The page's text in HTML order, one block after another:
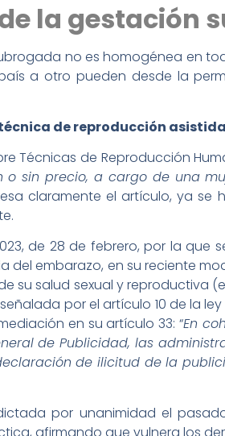
la gestación
no es homogénea en
a otro pueden desde la
de reproducción
Técnicas de Reproducción
sin precio, a cargo de una
claramente el artículo, ya
de 28 de febrero, por la que
del embarazo, en su reciente
su salud sexual y reproductiva
por el artículo 10 de la
en su artículo 33: “En
de Publicidad, las
de ilicitud de la
por unanimidad el
afirmando que vulnera los